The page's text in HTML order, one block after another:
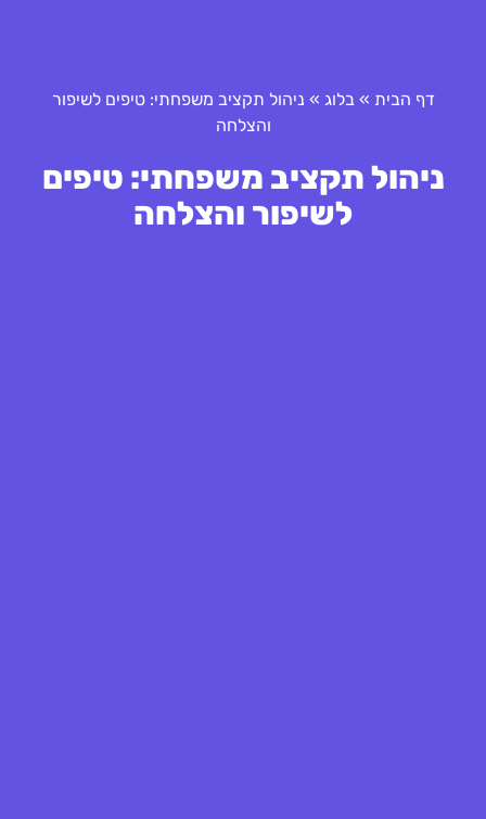
דף הבית »בלוג » ניהול תקציב משפחתי: טיפים לשיפור
והצלחה
ניהול תקציב משפחתי: טיפים
לשיפור והצלחה